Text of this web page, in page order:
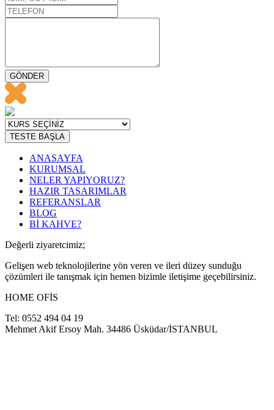
GÖNDER
TESTE BAŞLA
ANASAYFA
KURUMSAL
NELER YAPIYORUZ?
HAZIR TASARIMLAR
REFERANSLAR
BLOG
Bİ KAHVE?
Değerli ziyaretcimiz;
Gelişen web teknolojilerine yön veren ve ileri düzey sunduğu
çözümleri ile tanışmak için hemen bizimle iletişime geçebilirsiniz.
HOME OFİS
Tel: 0552 494 04 19
Mehmet Akif Ersoy Mah. 34486 Üsküdar/İSTANBUL